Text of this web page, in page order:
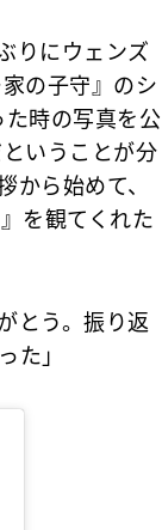
りにウェンズ
の子守』のシ
時の写真を公
いうことが分
ら始めて、
を観てくれた
とう。振り返
た」